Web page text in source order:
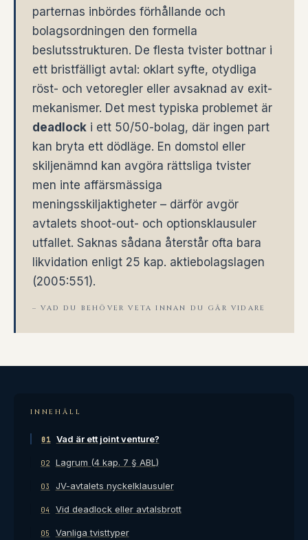
parternas inbördes förhållande och
bolagsordningen den formella
beslutsstrukturen. De flesta tvister bottnar i
ett bristfälligt avtal: oklart syfte, otydliga
röst- och vetoregler eller avsaknad av exit-
mekanismer. Det mest typiska problemet är
deadlock i ett 50/50-bolag, där ingen part
kan bryta ett dödläge. En domstol eller
skiljenämnd kan avgöra rättsliga tvister
men inte affärsmässiga
meningsskiljaktigheter – därför avgör
avtalets shoot-out- och optionsklausuler
utfallet. Saknas sådana återstår ofta bara
likvidation enligt 25 kap. aktiebolagslagen
(2005:551).
– VAD DU BEHÖVER VETA INNAN DU GÅR VIDARE
INNEHÅLL
01 Vad är ett joint venture?
02 Lagrum (4 kap. 7 § ABL)
03 JV-avtalets nyckelklausuler
04 Vid deadlock eller avtalsbrott
05 Vanliga tvisttyper